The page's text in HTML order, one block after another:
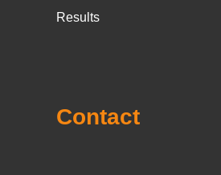
Results
Contact